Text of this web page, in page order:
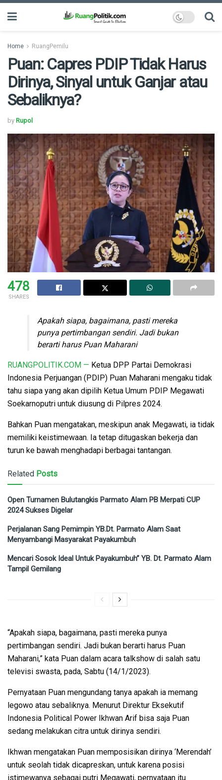
Home RuangPemilu
Puan: Capres PDIP Tidak Harus
Dirinya, Sinyal untuk Ganjar atau
Sebaliknya?
by Rupol
478
SHARES
Apakah siapa, bagaimana, pasti mereka
punya pertimbangan sendiri. Jadi bukan
berarti harus Puan Maharani
RUANGPOLITIK.COM — Ketua DPP Partai Demokrasi
Indonesia Perjuangan (PDIP) Puan Maharani mengaku tidak
tahu siapa yang akan dipilih Ketua Umum PDIP Megawati
Soekarnoputri untuk diusung di Pilpres 2024.
Bahkan Puan mengatakan, meskipun anak Megawati, ia tidak
memiliki keistimewaan. Ia tetap ditugaskan bekerja dan
turun ke bawah menghadapi berbagai tantangan.
Related Posts
Open Turnamen Bulutangkis Parmato Alam PB Merpati CUP
2024 Sukses Digelar
Perjalanan Sang Pemimpin YB.Dt. Parmato Alam Saat
Menyambangi Masyarakat Payakumbuh
Mencari Sosok Ideal Untuk Payakumbuh” YB. Dt. Parmato Alam
Tampil Gemilang
“Apakah siapa, bagaimana, pasti mereka punya
pertimbangan sendiri. Jadi bukan berarti harus Puan
Maharani,” kata Puan dalam acara talkshow di salah satu
televisi swasta, pada, Sabtu (14/1/2023).
Pernyataan Puan mengundang tanya apakah ia memang
legowo atau sebaliknya. Menurut Direktur Eksekutif
Indonesia Political Power Ikhwan Arif bisa saja Puan
sedang melakukan citra untuk dirinya sendiri.
Ikhwan mengatakan Puan memposisikan dirinya ‘Merendah’
untuk seolah tidak dicapreskan, untuk karena posisi
istimewanya sebagai putri Megawati, pernyataan itu